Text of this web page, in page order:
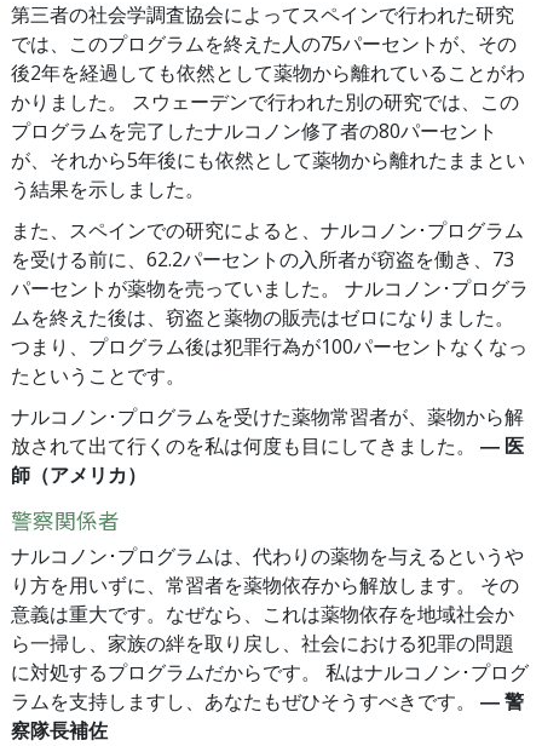
第三者の社会学調査協会によってスペインで行われた研究
では、このプログラムを終えた人の75パーセントが、その
後2年を経過しても依然として薬物から離れていることがわ
かりました。 スウェーデンで行われた別の研究では、この
プログラムを完了したナルコノン修了者の80パーセント
が、それから5年後にも依然として薬物から離れたままとい
う結果を示しました。
また、スペインでの研究によると、ナルコノン･プログラム
を受ける前に、62.2パーセントの入所者が窃盗を働き、73
パーセントが薬物を売っていました。 ナルコノン･プログラ
ムを終えた後は、窃盗と薬物の販売はゼロになりました。
つまり、プログラム後は犯罪行為が100パーセントなくなっ
たということです。
ナルコノン･プログラムを受けた薬物常習者が、薬物から解
放されて出て行くのを私は何度も目にしてきました。 ― 医
師（アメリカ）
警察関係者
ナルコノン･プログラムは、代わりの薬物を与えるというや
り方を用いずに、常習者を薬物依存から解放します。 その
意義は重大です。なぜなら、これは薬物依存を地域社会か
ら一掃し、家族の絆を取り戻し、社会における犯罪の問題
に対処するプログラムだからです。 私はナルコノン･プログ
ラムを支持しますし、あなたもぜひそうすべきです。 ― 警
察隊長補佐